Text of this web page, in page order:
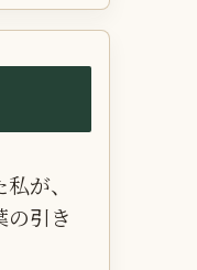
が、
の引き